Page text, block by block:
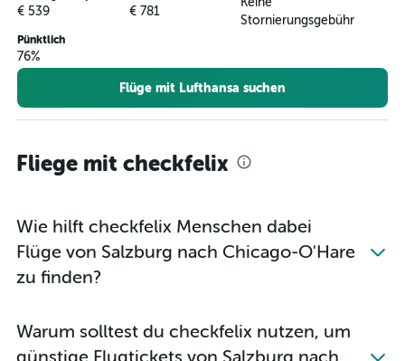
€ 539 € 781
Stornierungsgebühr
Pünktlich
76%
Flüge mit Lufthansa suchen
Fliege mit checkfelix
Wie hilft checkfelix Menschen dabei
Flüge von Salzburg nach Chicago-O'Hare
zu finden?
Warum solltest du checkfelix nutzen, um
günstige Flugtickets von Salzburg nach